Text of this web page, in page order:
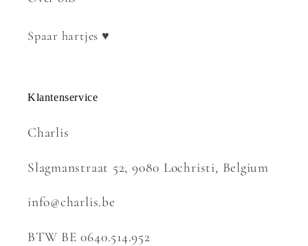
Spaar hartjes ♥
Klantenservice
Charlis
Slagmanstraat 52, 9080 Lochristi, Belgium
info@charlis.be
BTW BE 0640.514.952